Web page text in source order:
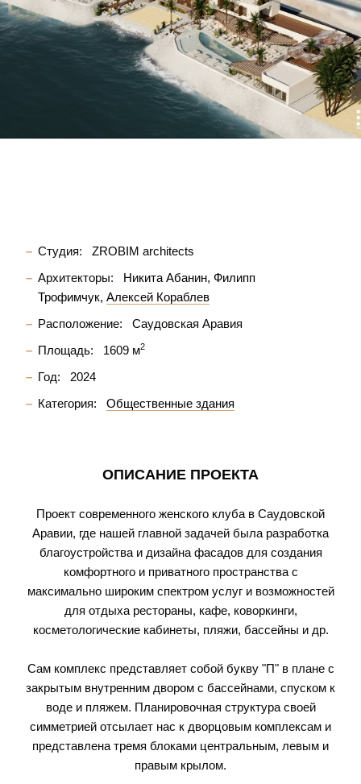
Студия:
ZROBIM architects
Архитекторы:
Никита Абанин Филипп
Трофимчук Алексей Кораблев
Расположение:
Саудовская Аравия
Площадь:
1609 м2
Год:
2024
Категория:
Общественные здания
ОПИСАНИЕ ПРОЕКТА
Проект современного женского клуба в Саудовской
Аравии, где нашей главной задачей была разработка
благоустройства и дизайна фасадов для создания
комфортного и приватного пространства с
максимально широким спектром услуг и возможностей
для отдыха рестораны, кафе, коворкинги,
косметологические кабинеты, пляжи, бассейны и др.
Сам комплекс представляет собой букву "П" в плане с
закрытым внутренним двором с бассейнами, спуском к
воде и пляжем. Планировочная структура своей
симметрией отсылает нас к дворцовым комплексам и
представлена тремя блоками центральным, левым и
правым крылом.